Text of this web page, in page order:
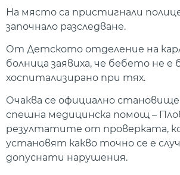
На място са пристигнали
започнало разследване.
От Детското отделение на
болница заявиха, че бебето не е
хоспитализирано при тях.
Очаква се официално
спешна медицинска помощ –
резултатите от проверката,
установят какво точно се е
допуснати нарушения.